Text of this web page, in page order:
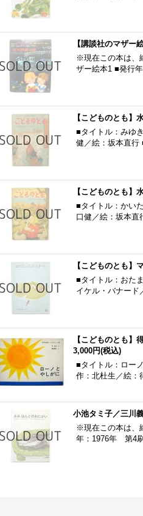
【講談社のマザ
※現在この本は、
ザー絵本1 ■発行
【こどものとも】
■タイトル：みゆ
健／絵：坂本直
【こどものとも】
■タイトル：かい
口健／絵：坂本
【こどものとも】
■タイトル：おた
イケル・バナー
【こどものとも】
3,000円(税込)
■タイトル：ロー
作：北杜生／絵
小池タミ子／三川
※現在この本は、
年：1976年 第4